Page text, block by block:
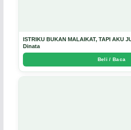
ISTRIKU BUKAN MALAIKAT, TAPI AKU
Dinata
Beli / Baca